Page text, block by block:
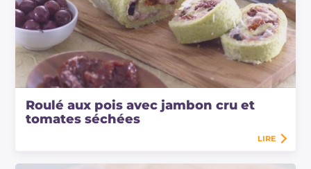
Roulé aux pois avec jambon cru et
tomates séchées
LIRE